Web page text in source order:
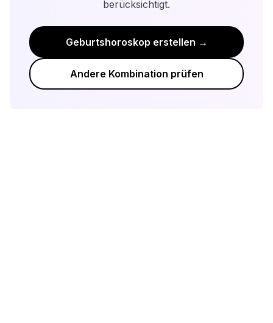
berücksichtigt.
Geburtshoroskop erstellen →
Andere Kombination prüfen